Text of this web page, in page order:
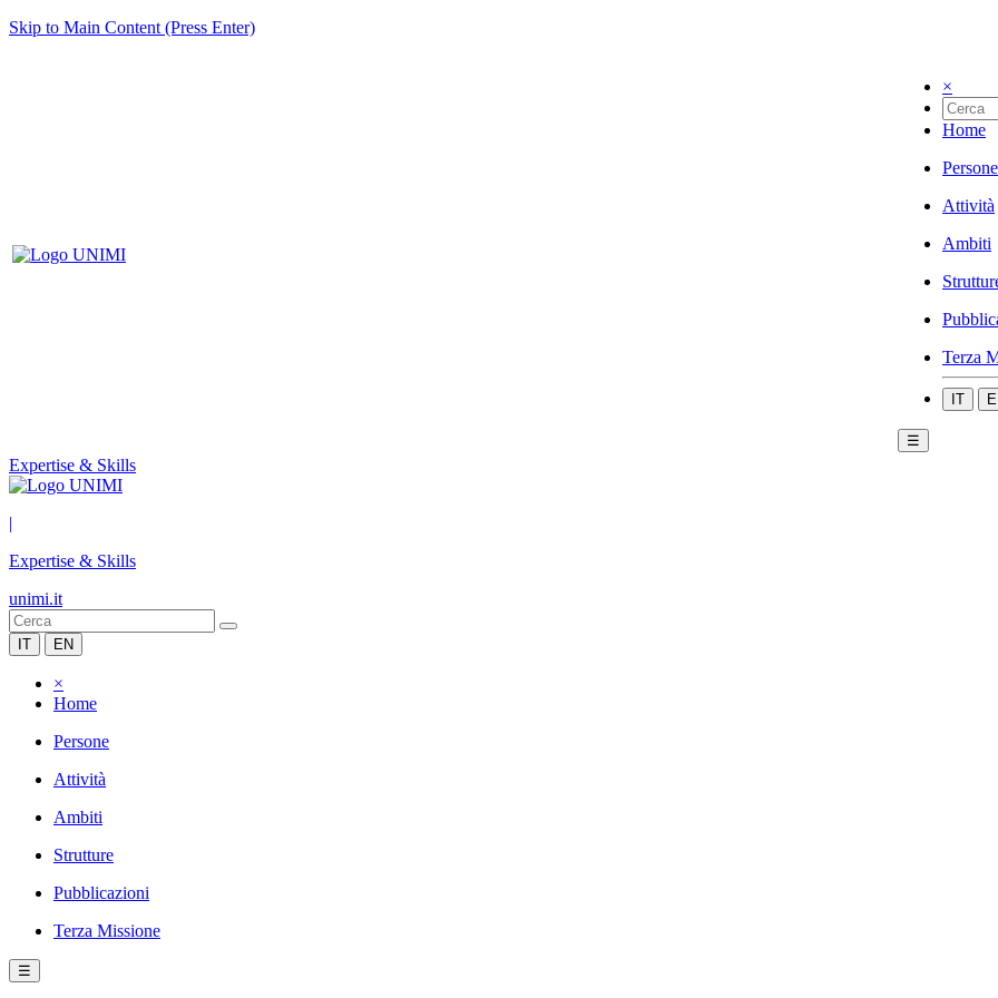
Skip to Main Content (Press Enter)
×
Home
Persone
Attività
Ambiti
Terza
IT
☰
Expertise & Skills
|
Expertise & Skills
unimi.it
IT EN
×
Home
Persone
Attività
Ambiti
Strutture
Pubblicazioni
Terza Missione
☰